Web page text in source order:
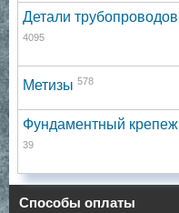
Детали трубопроводов
4095
Метизы 578
Фундаментный крепеж
39
Способы оплаты